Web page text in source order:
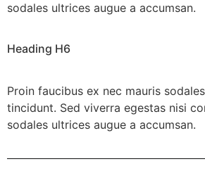
sodales ultrices augue a accumsan.
Heading H6
Proin faucibus ex nec mauris
tincidunt. Sed viverra egestas nisi
sodales ultrices augue a accumsan.